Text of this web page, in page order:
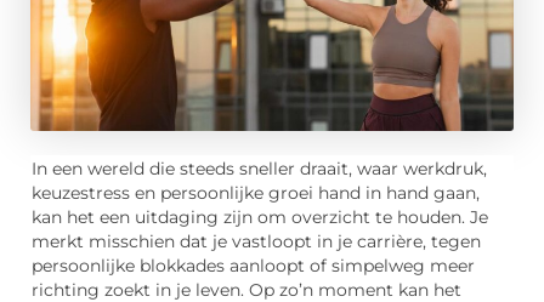
In een wereld die steeds sneller draait, waar werkdruk,
keuzestress en persoonlijke groei hand in hand gaan,
kan het een uitdaging zijn om overzicht te houden. Je
merkt misschien dat je vastloopt in je carrière, tegen
persoonlijke blokkades aanloopt of simpelweg meer
richting zoekt in je leven. Op zo’n moment kan het